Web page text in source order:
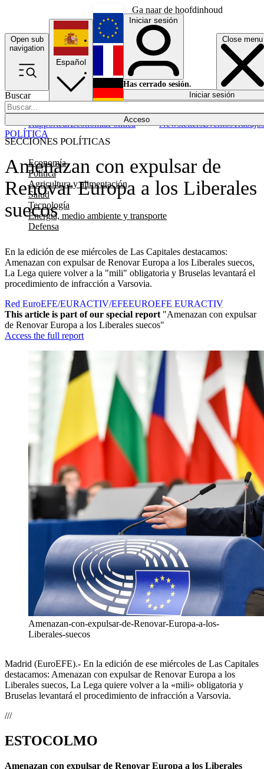
Ga naar de hoofdinhoud
Open sub
navigation
Close menu
Buscar
Acceso
SECCIONES POLÍTICAS
Economía
Política
Agricultura y alimentación
Salud
Tecnología
Energía, medio ambiente y transporte
Defensa
RapporteurEconomíaPolítica NewslettersEventosTrabajos
Español
English
Français
Iniciar sesión
Has cerrado sesión.
Iniciar sesión
Amenazan con expulsar de
Renovar Europa a los Liberales
suecos
En la edición de ese miércoles de Las Capitales destacamos:
Amenazan con expulsar de Renovar Europa a los Liberales suecos,
La Lega quiere volver a la "mili" obligatoria y Bruselas levantará el
procedimiento de infracción a Varsovia.
POLÍTICA
Red EuroEFE/EURACTIV/EFEEUROEFE EURACTIV
This article is part of our special report "Amenazan con expulsar
de Renovar Europa a los Liberales suecos"
Access the full report
Amenazan-con-expulsar-de-Renovar-Europa-a-los-
Liberales-suecos
Madrid (EuroEFE).- En la edición de ese miércoles de Las Capitales
destacamos: Amenazan con expulsar de Renovar Europa a los
Liberales suecos, La Lega quiere volver a la «mili» obligatoria y
Bruselas levantará el procedimiento de infracción a Varsovia.
///
ESTOCOLMO
Amenazan con expulsar de Renovar Europa a los Liberales